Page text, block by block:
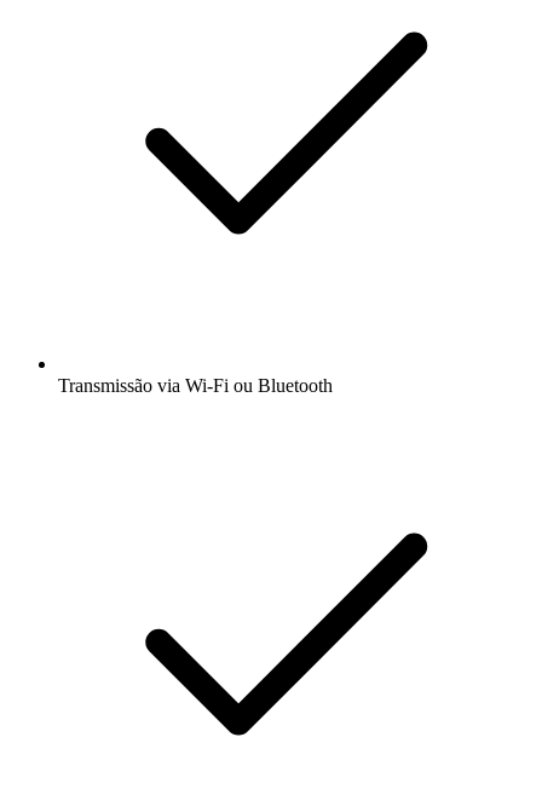
Transmissão via Wi-Fi ou Bluetooth